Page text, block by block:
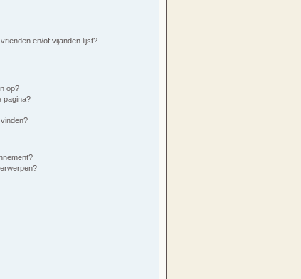
en/of vijanden lijst?
op?
pagina?